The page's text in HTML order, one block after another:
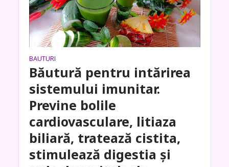
BAUTURI
Băutură pentru intărirea
sistemului imunitar.
Previne bolile
cardiovasculare, litiaza
biliară, tratează cistita,
stimulează digestia și